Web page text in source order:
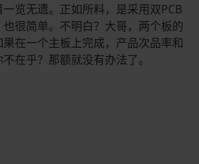
览无遗。正如所料，是采用双PCB
很简单。不明白？大哥，两个板的
在一个主板上完成，产品次品率和
在乎？那额就没有办法了。